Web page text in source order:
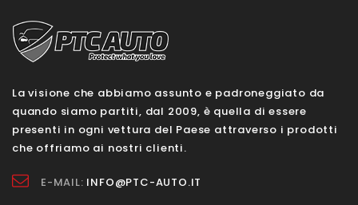
La visione che abbiamo assunto e padroneggiato da
quando siamo partiti, dal 2009, è quella di essere
presenti in ogni vettura del Paese attraverso i prodotti
che offriamo ai nostri clienti.
E-MAIL: INFO@PTC-AUTO.IT